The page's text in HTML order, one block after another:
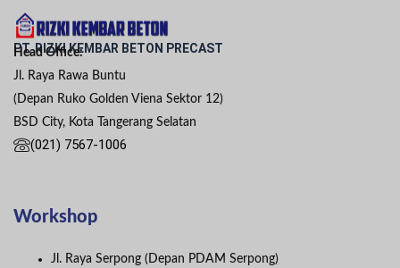
PT. RIZKI KEMBAR BETON PRECAST
Head Office:
Jl. Raya Rawa Buntu
(Depan Ruko Golden Viena Sektor 12)
BSD City, Kota Tangerang Selatan
(021) 7567-1006
Workshop
Jl. Raya Serpong (Depan PDAM Serpong)